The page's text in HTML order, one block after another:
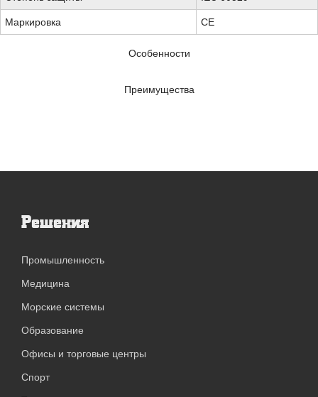
Особенности
Преимущества
Маркировка CE
Решения
Промышленность
Медицина
Морские системы
Образование
Офисы и торговые центры
Спорт